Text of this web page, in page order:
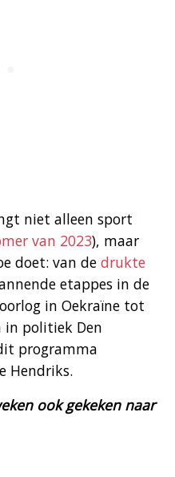
niet alleen sport
van 2023), maar
doet: van de drukte
etappes in de
in Oekraïne tot
politiek Den
programma
Hendriks.
ook gekeken naar